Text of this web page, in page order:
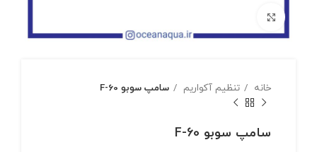
خانه تنظیم آکواریم سامپ سوبو F-60
سامپ سوبو F-60